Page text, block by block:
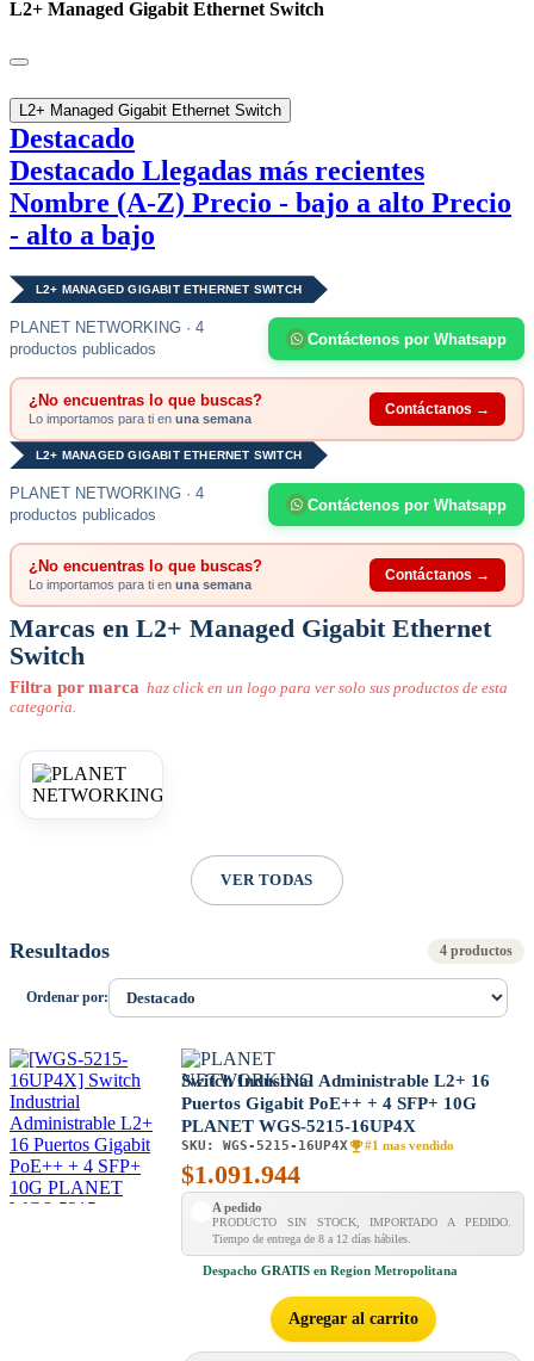
L2+ Managed Gigabit Ethernet Switch
L2+ Managed Gigabit Ethernet Switch
Destacado
Destacado Llegadas más recientes
Nombre (A-Z) Precio - bajo a alto Precio
- alto a bajo
L2+ MANAGED GIGABIT ETHERNET SWITCH
PLANET NETWORKING · 4
productos publicados
Contáctenos por Whatsapp
¿No encuentras lo que buscas?
Lo importamos para ti en una semana
Contáctanos →
L2+ MANAGED GIGABIT ETHERNET SWITCH
PLANET NETWORKING · 4
productos publicados
Contáctenos por Whatsapp
¿No encuentras lo que buscas?
Lo importamos para ti en una semana
Contáctanos →
Marcas en L2+ Managed Gigabit Ethernet
Switch
Filtra por marca haz click en un logo para ver solo sus productos de esta
categoria.
VER TODAS
Resultados 4 productos
Ordenar por:
Switch Industrial Administrable L2+ 16
Puertos Gigabit PoE++ + 4 SFP+ 10G
PLANET WGS-5215-16UP4X
SKU: WGS-5215-16UP4X #1 mas vendido
$1.091.944
A pedido
PRODUCTO SIN STOCK, IMPORTADO A PEDIDO.
Tiempo de entrega de 8 a 12 días hábiles.
Despacho GRATIS en Region Metropolitana
Agregar al carrito